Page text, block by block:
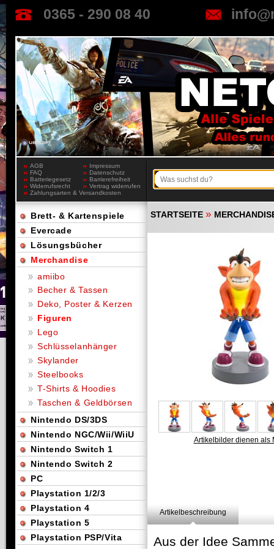
0365 - 290 08 40
AGB
Impressum
FAQ
Datenschutz
Batteriegesetz
Barrierefreiheit
Widerrufsrecht
Vertrag widerrufen
Zahlungsarten & Versandkosten
STARTSEITE »
Artikelbilder dienen als
Artikelbeschreibung
Aus der Idee
Brett- & Kartenspiele
Evercade
Lösungsbücher
Merchandise
amiibo
Becher & Tassen
Deko, Poster & Kerzen
Figuren
Lego
Schlüsselanhänger
Skylander
Steelbooks
T-Shirts & Hoodies
Taschen & Geldbörsen
Nintendo DS/3DS
Nintendo NGC/Wii/WiiU
Nintendo Switch 1
Nintendo Switch 2
PC
Playstation 1/2/3
Playstation 4
Playstation 5
Playstation PSP/Vita